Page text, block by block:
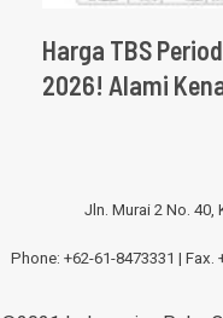
Harga TBS
2026! Alami
Jln. Murai 2 No. 40,
Phone: +62-61-8473331 | Fax.